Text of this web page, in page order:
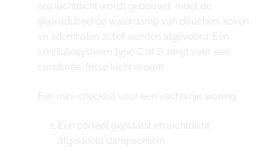
erg luchtdicht wordt gebouwd, moet de
geproduceerde waterdamp van douchen, koken
en ademhalen actief worden afgevoerd. Een
ventilatiesysteem type C of D zorgt voor een
constante, frisse luchtstroom.
Een mini-checklist voor een vochtvrije woning:
Een correct geplaatst en luchtdicht
afgekleefd dampscherm.